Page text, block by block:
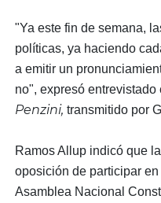
"Ya este fin de semana,
políticas, ya haciendo
a emitir un
no", expresó entrevistado
Penzini, transmitido por
Ramos Allup indicó que
oposición de participar
Asamblea Nacional